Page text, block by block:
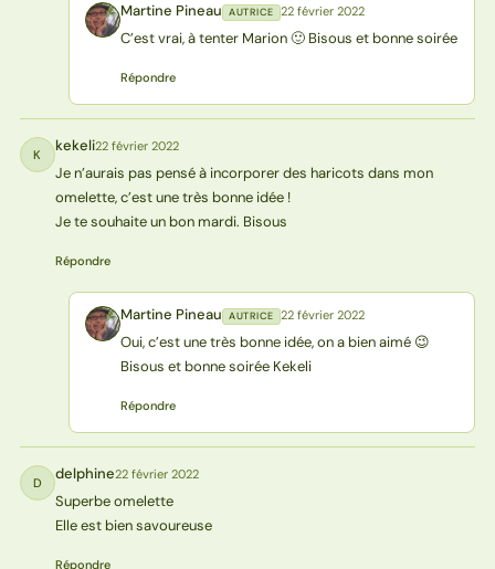
MP Martine Pineau AUTRICE 22 février 2022
C’est vrai, à tenter Marion 🙂 Bisous et bonne soirée
Répondre
K kekeli22 février 2022
Je n’aurais pas pensé à incorporer des haricots dans mon
omelette, c’est une très bonne idée !
Je te souhaite un bon mardi. Bisous
Répondre
MP Martine Pineau AUTRICE 22 février 2022
Oui, c’est une très bonne idée, on a bien aimé 😉
Bisous et bonne soirée Kekeli
Répondre
D delphine22 février 2022
Superbe omelette
Elle est bien savoureuse
Répondre